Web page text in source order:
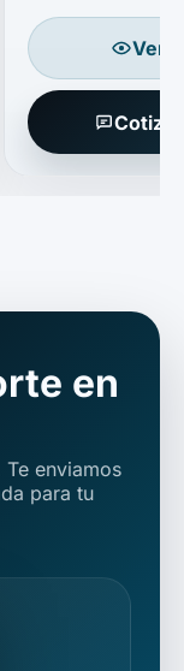
Ver
en
enviamos
para tu